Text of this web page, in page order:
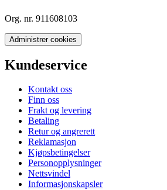
Org. nr. 911608103
Administrer cookies
Kundeservice
Kontakt oss
Finn oss
Frakt og levering
Betaling
Retur og angrerett
Reklamasjon
Kjøpsbetingelser
Personopplysninger
Nettsvindel
Informasjonskapsler